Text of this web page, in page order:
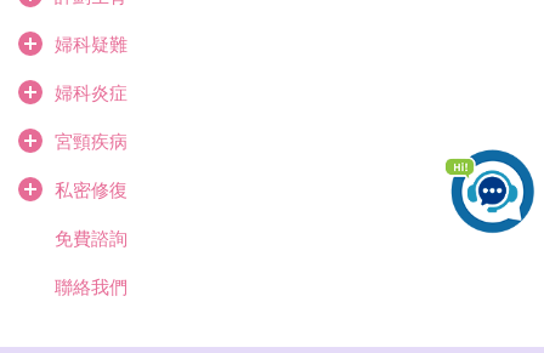
婦科疑難
婦科炎症
宮頸疾病
私密修復
免費諮詢
聯絡我們